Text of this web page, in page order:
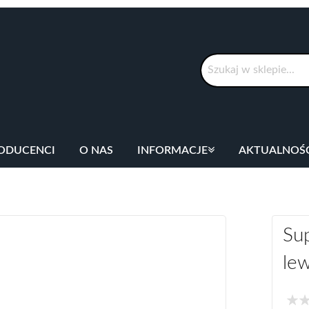
Szukaj
O NAS INFORMACJE